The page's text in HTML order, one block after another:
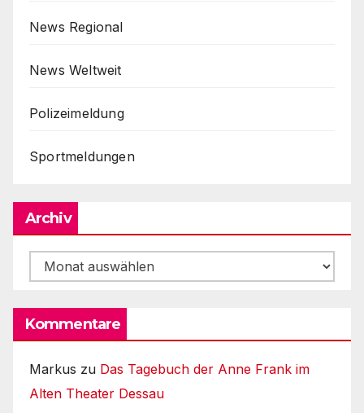
News Regional
News Weltweit
Polizeimeldung
Sportmeldungen
Archiv
Archiv
Kommentare
Markus zu Das Tagebuch der Anne Frank im
Alten Theater Dessau